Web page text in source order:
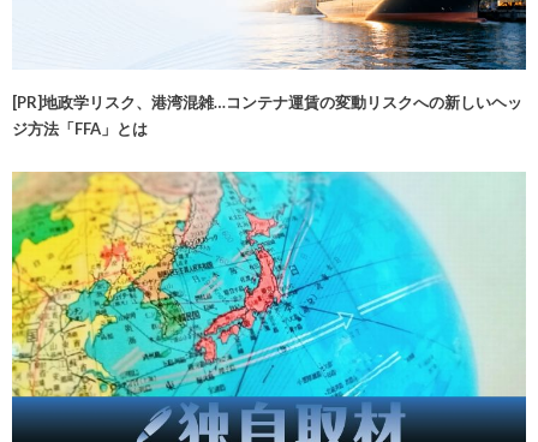
[PR]地政学リスク、港湾混雑…コンテナ運賃の変動リスクへの新しいヘッ
ジ方法「FFA」とは